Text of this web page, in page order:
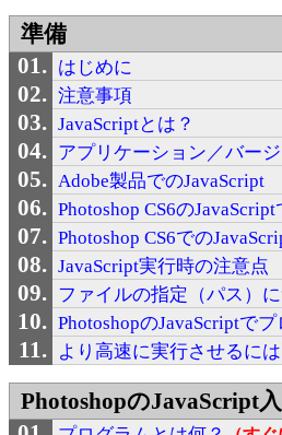
準備
はじめに
注意事項
JavaScriptとは？
アプリケーション／バー
Adobe製品でのJavaScript
Photoshop CS6の
Photoshop CS6での
JavaScript実行時の注意点
ファイルの指定（パス）
PhotoshopのJavaScriptで
より高速に実行させるには
PhotoshopのJavaScript